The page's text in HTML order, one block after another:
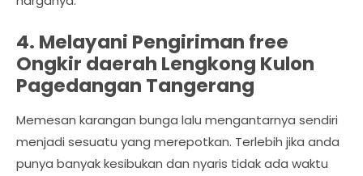
4. Melayani Pengiriman free
Ongkir daerah Lengkong Kulon
Pagedangan Tangerang
Memesan karangan bunga lalu mengantarnya sendiri
menjadi sesuatu yang merepotkan. Terlebih jika anda
punya banyak kesibukan dan nyaris tidak ada waktu